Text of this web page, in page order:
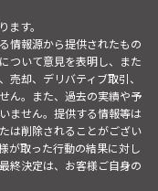
す。
情報源から提供されたもの
ついて意見を表明し、また
却、デリバティブ取引、
ん。また、過去の実績や予
ません。提供する情報等は
は削除されることがござい
が取った行動の結果に対し
終決定は、お客様ご自身の